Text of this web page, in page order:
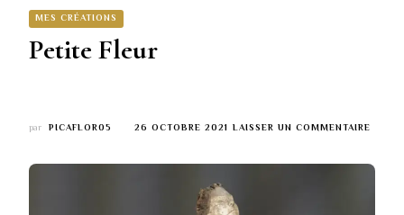
MES CRÉATIONS
Petite Fleur
par PICAFLOR05 26 OCTOBRE 2021 LAISSER UN COMMENTAIRE